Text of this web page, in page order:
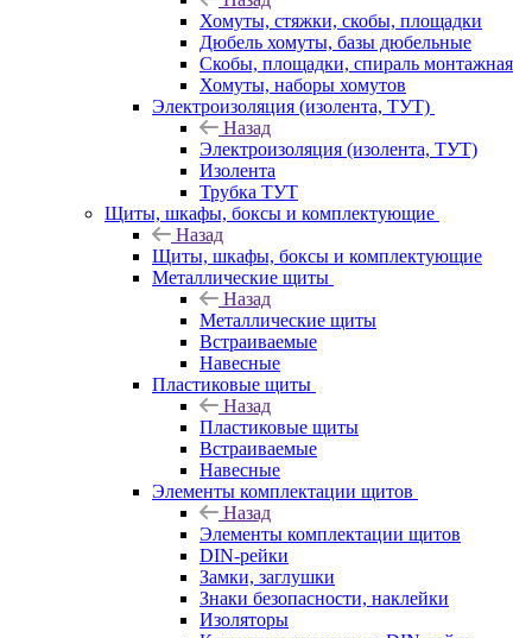
Хомуты, стяжки, скобы, площадки
Дюбель хомуты, базы дюбельные
Скобы, площадки, спираль монтажная
Хомуты, наборы хомутов
Электроизоляция (изолента, ТУТ)
Назад
Электроизоляция (изолента, ТУТ)
Изолента
Трубка ТУТ
Щиты, шкафы, боксы и комплектующие
Назад
Щиты, шкафы, боксы и комплектующие
Металлические щиты
Назад
Металлические щиты
Встраиваемые
Навесные
Пластиковые щиты
Назад
Пластиковые щиты
Встраиваемые
Навесные
Элементы комплектации щитов
Назад
Элементы комплектации щитов
DIN-рейки
Замки, заглушки
Знаки безопасности, наклейки
Изоляторы